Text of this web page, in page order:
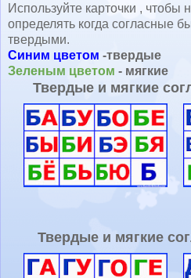
Используйте карточки , чтобы
определять когда согласные
твердыми.
Синим цветом -твердые
Зеленым цветом - мягкие
Твердые и мягкие
Твердые и мягкие